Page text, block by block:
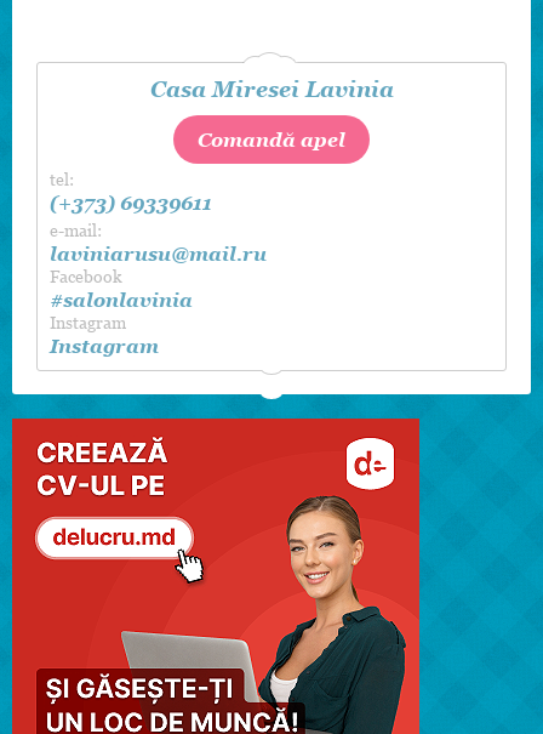
Casa Miresei Lavinia
Comandă apel
tel:
(+373) 69339611
e-mail:
laviniarusu@mail.ru
Facebook
#salonlavinia
Instagram
Instagram